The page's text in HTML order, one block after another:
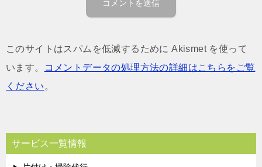
このサイトはスパムを低減するために Akismet を使って
います。
コメントデータの処理方法の詳細はこちらをご覧
ください 。
サービス一覧情報